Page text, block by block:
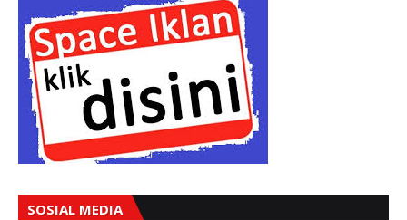
SOSIAL MEDIA